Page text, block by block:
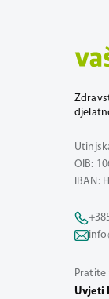
OIB:
IBAN:
Pratite
Uvjeti